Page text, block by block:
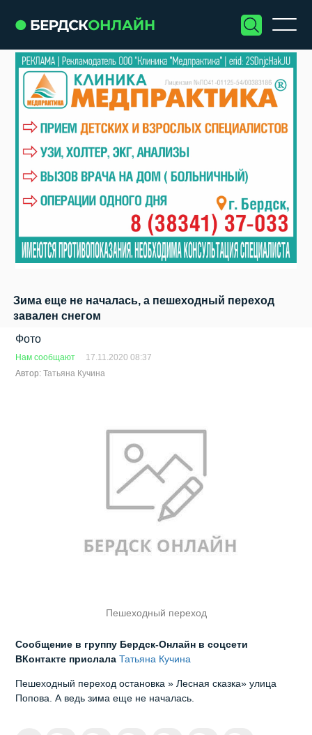
Зима еще не началась, а пешеходный переход
завален снегом
Фото
Нам сообщают
17.11.2020 08:37
Автор:Татьяна Кучина
Пешеходный переход
Сообщение в группу Бердск-Онлайн в соцсети
ВКонтакте прислалаТатьяна Кучина
Пешеходный переход остановка » Лесная сказка» улица
Попова. А ведь зима еще не началась.